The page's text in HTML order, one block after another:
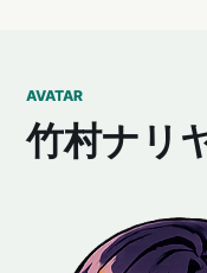
AVATAR
竹村ナリ